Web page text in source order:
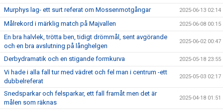
Murphys lag- ett surt referat om Mossenmotgångar 2025-06-13 02:14
Målrekord i märklig match på Majvallen 2025-06-08 00:15
En bra halvlek, trötta ben, tidigt drömmål, sent avgörande
och en bra avslutning på långhelgen
2025-06-02 00:47
Derbydramatik och en stigande formkurva 2025-05-18 23:55
Vi hade i alla fall tur med vädret och fel man i centrum -ett
dubbelreferat
2025-05-03 02:17
Snedsparkar och felsparkar, ett fall framåt men det är
målen som räknas
2025-04-18 01:51